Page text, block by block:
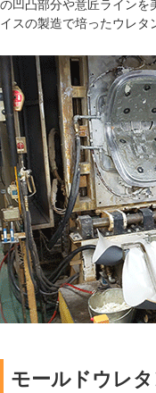
の凹凸部分や意匠ラインを
イスの製造で培ったウレ
モールドウレ